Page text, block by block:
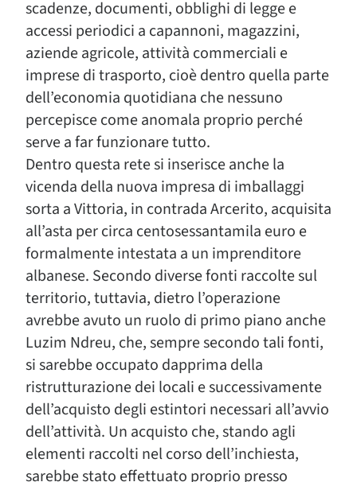
scadenze, documenti, obblighi di legge e
accessi periodici a capannoni, magazzini,
aziende agricole, attività commerciali e
imprese di trasporto, cioè dentro quella parte
dell’economia quotidiana che nessuno
percepisce come anomala proprio perché
serve a far funzionare tutto.
Dentro questa rete si inserisce anche la
vicenda della nuova impresa di imballaggi
sorta a Vittoria, in contrada Arcerito, acquisita
all’asta per circa centosessantamila euro e
formalmente intestata a un imprenditore
albanese. Secondo diverse fonti raccolte sul
territorio, tuttavia, dietro l’operazione
avrebbe avuto un ruolo di primo piano anche
Luzim Ndreu, che, sempre secondo tali fonti,
si sarebbe occupato dapprima della
ristrutturazione dei locali e successivamente
dell’acquisto degli estintori necessari all’avvio
dell’attività. Un acquisto che, stando agli
elementi raccolti nel corso dell’inchiesta,
sarebbe stato effettuato proprio presso